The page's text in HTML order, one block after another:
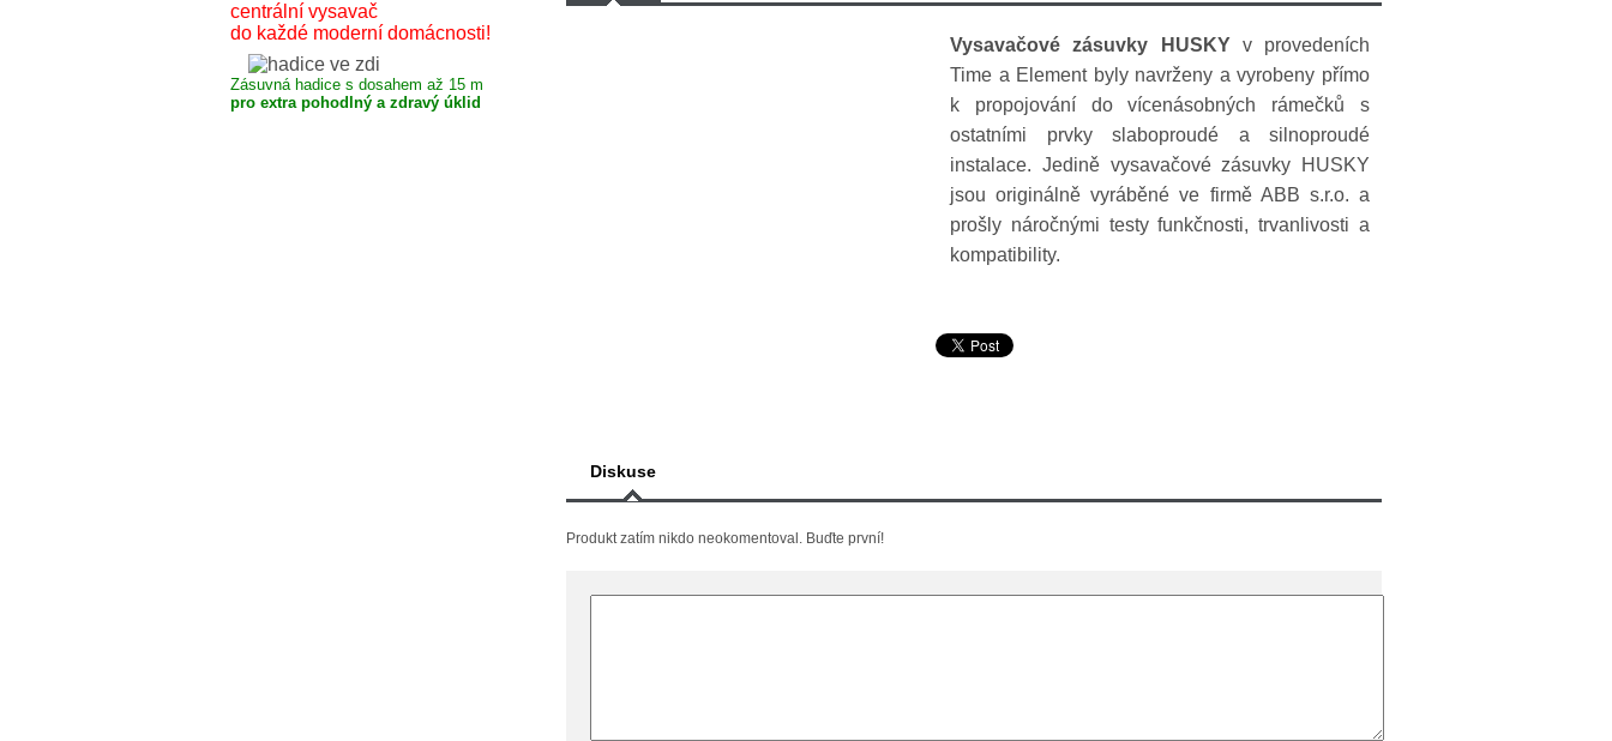
centrální vysavač
do každé moderní domácnosti!
Zásuvná hadice s dosahem až 15 m
pro extra pohodlný a zdravý úklid
Vysavačové zásuvky HUSKYv provedeních
Time a Element byly navrženy a vyrobeny přímo
k propojování do vícenásobných rámečků s
ostatními prvky slaboproudé a silnoproudé
instalace. Jedině vysavačové zásuvky HUSKY
jsou originálně vyráběné ve firmě ABB s.r.o. a
prošly náročnými testy funkčnosti, trvanlivosti a
kompatibility.
Diskuse
Produkt zatím nikdo neokomentoval. Buďte první!